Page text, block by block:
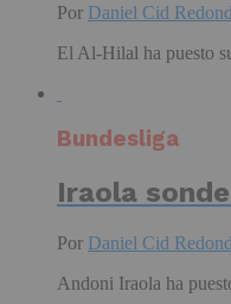
Por Daniel Cid
El Al-Hilal ha puesto
Bundesliga
Iraola
Por Daniel Cid
Andoni Iraola ha